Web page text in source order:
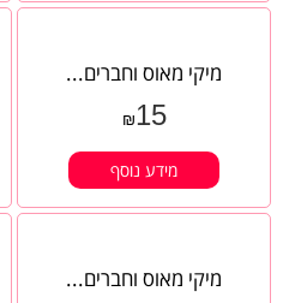
מיקי מאוס וחברים...
₪15
מידע נוסף
מיקי מאוס וחברים...